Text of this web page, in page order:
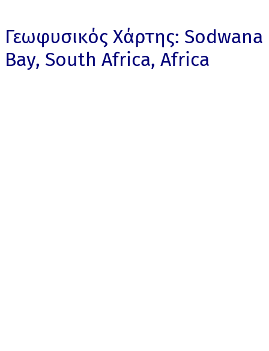
Γεωφυσικός Χάρτης: Sodwana
Bay, South Africa, Africa